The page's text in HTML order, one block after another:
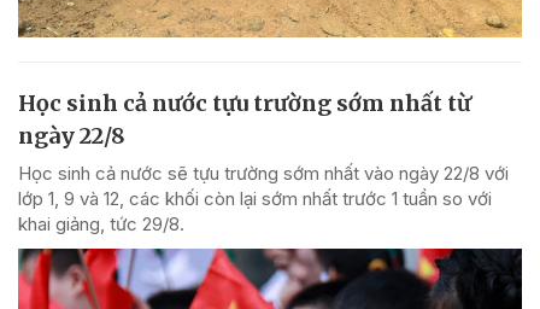
Học sinh cả nước tựu trường sớm nhất từ
ngày 22/8
Học sinh cả nước sẽ tựu trường sớm nhất vào ngày 22/8 với
lớp 1, 9 và 12, các khối còn lại sớm nhất trước 1 tuần so với
khai giảng, tức 29/8.